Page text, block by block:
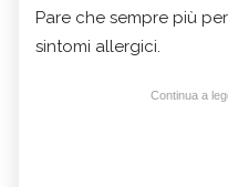
Pare che sempre più
sintomi allergici.
Continua a